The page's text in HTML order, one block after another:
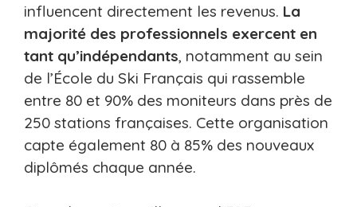
influencent directement les revenus. La
majorité des professionnels exercent en
tant qu’indépendants, notamment au sein
de l’École du Ski Français qui rassemble
entre 80 et 90% des moniteurs dans près de
250 stations françaises. Cette organisation
capte également 80 à 85% des nouveaux
diplômés chaque année.